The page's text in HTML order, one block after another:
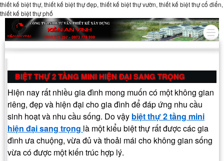
thiết kế biệt thự, thiết kế biệt thự đẹp, thiết kế biệt thự vườn, thiết kế biệt thự cổ điển,
thiết kế biệt thự phố
BIỆT THỰ 2 TẦNG MINI HIỆN ĐẠI SANG TRỌNG
Hiện nay rất nhiều gia đình mong muốn có một không gian
riêng, đẹp và hiện đại cho gia đình để đáp ứng nhu cầu
sinh hoạt và nhu cầu sống. Do vậy biệt thự 2 tầng mini
hiện đại sang trọng là một kiểu biệt thự rất được các gia
đình ưa chuộng, vừa đủ và thoải mái cho không gian sống
vừa có được một kiến trúc hợp lý.